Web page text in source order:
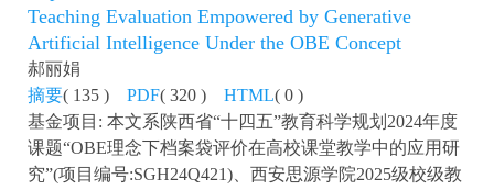
Teaching Evaluation Empowered by Generative
Artificial Intelligence Under the OBE Concept
郝丽娟
摘要( 135 ) PDF( 320 ) HTML( 0 )
基金项目: 本文系陕西省“十四五”教育科学规划2024年度
课题“OBE理念下档案袋评价在高校课堂教学中的应用研
究”(项目编号:SGH24Q421)、西安思源学院2025级校级教